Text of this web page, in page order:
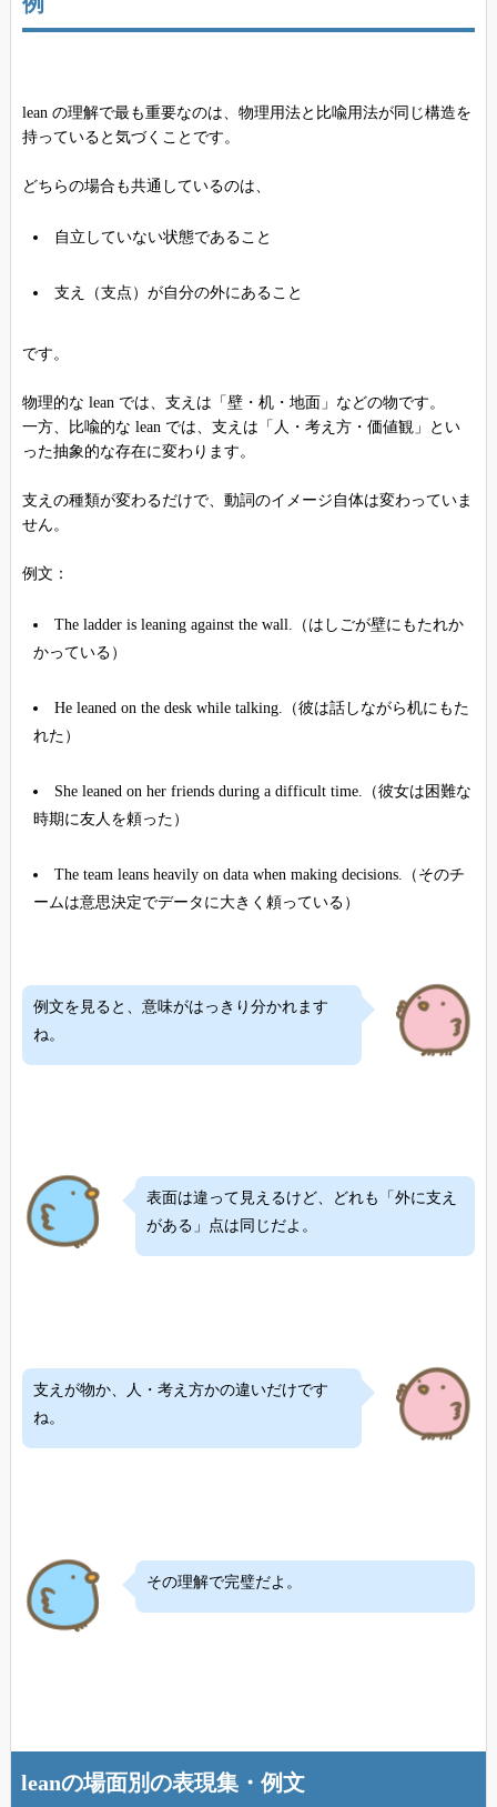
lean の理解で最も重要なのは、物理用法と比喩用法が同じ構造を
持っていると気づくことです。
どちらの場合も共通しているのは、
自立していない状態であること
支え（支点）が自分の外にあること
です。
物理的な lean では、支えは「壁・机・地面」などの物です。
一方、比喩的な lean では、支えは「人・考え方・価値観」とい
った抽象的な存在に変わります。
支えの種類が変わるだけで、動詞のイメージ自体は変わっていま
せん。
例文：
The ladder is leaning against the wall.（はしごが壁にもたれか
かっている）
He leaned on the desk while talking.（彼は話しながら机にもた
れた）
She leaned on her friends during a difficult time.（彼女は困難な
時期に友人を頼った）
The team leans heavily on data when making decisions.（そのチ
ームは意思決定でデータに大きく頼っている）
例文を見ると、意味がはっきり分かれます
ね。
表面は違って見えるけど、どれも「外に支え
がある」点は同じだよ。
支えが物か、人・考え方かの違いだけです
ね。
その理解で完璧だよ。
leanの場面別の表現集・例文